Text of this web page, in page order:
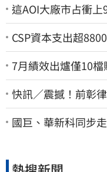
這AOI大廠市占衝
CSP資本支出超
7月績效出爐僅10
快訊／震撼！前彰
10億、洗錢囤
國巨、華新科同步